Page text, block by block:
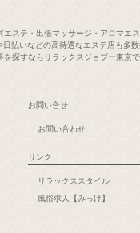
ステ・出張マッサージ・アロマエ
払いなどの高待遇なエステ店も多
探すならリラックスジョブー東京で
お問い合せ
お問い合わせ
リンク
リラックススタイル
風俗求人【みっけ】